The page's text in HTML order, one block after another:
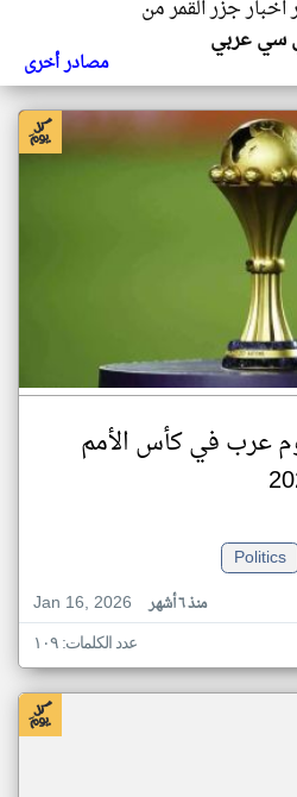
اخبار جزر القمر من
سي عربي
مصادر أخرى
7 نجوم عرب في كأس الأمم
Politics
Jan 16, 2026
منذ ٦ أشهر
عدد الكلمات: ١٠٩